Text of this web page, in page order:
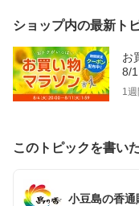
ショップ内の最新ト
お
8/
1
このトピックを書い
小豆島の香